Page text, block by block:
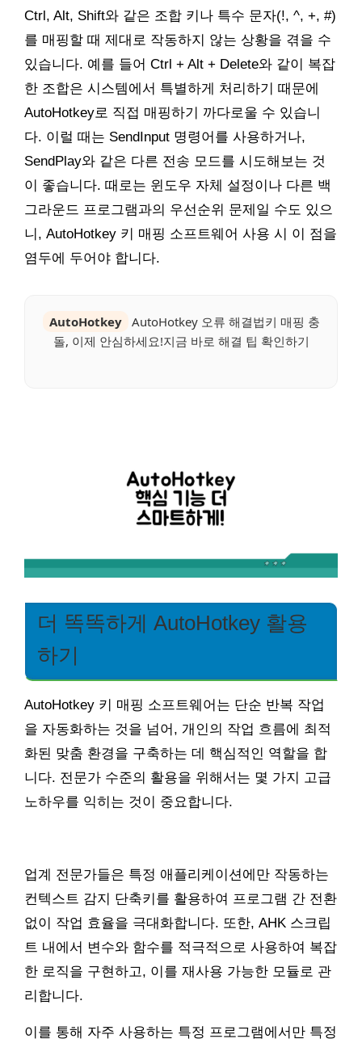
Ctrl, Alt, Shift와 같은 조합 키나 특수 문자(!, ^, +, #)
를 매핑할 때 제대로 작동하지 않는 상황을 겪을 수
있습니다. 예를 들어 Ctrl + Alt + Delete와 같이 복잡
한 조합은 시스템에서 특별하게 처리하기 때문에
AutoHotkey로 직접 매핑하기 까다로울 수 있습니
다. 이럴 때는 SendInput 명령어를 사용하거나,
SendPlay와 같은 다른 전송 모드를 시도해보는 것
이 좋습니다. 때로는 윈도우 자체 설정이나 다른 백
그라운드 프로그램과의 우선순위 문제일 수도 있으
니, AutoHotkey 키 매핑 소프트웨어 사용 시 이 점을
염두에 두어야 합니다.
AutoHotkey
AutoHotkey 오류 해결법키 매핑 충
돌, 이제 안심하세요!지금 바로 해결 팁 확인하기
더 똑똑하게 AutoHotkey 활용
하기
AutoHotkey 키 매핑 소프트웨어는 단순 반복 작업
을 자동화하는 것을 넘어, 개인의 작업 흐름에 최적
화된 맞춤 환경을 구축하는 데 핵심적인 역할을 합
니다. 전문가 수준의 활용을 위해서는 몇 가지 고급
노하우를 익히는 것이 중요합니다.
업계 전문가들은 특정 애플리케이션에만 작동하는
컨텍스트 감지 단축키를 활용하여 프로그램 간 전환
없이 작업 효율을 극대화합니다. 또한, AHK 스크립
트 내에서 변수와 함수를 적극적으로 사용하여 복잡
한 로직을 구현하고, 이를 재사용 가능한 모듈로 관
리합니다.
이를 통해 자주 사용하는 특정 프로그램에서만 특정